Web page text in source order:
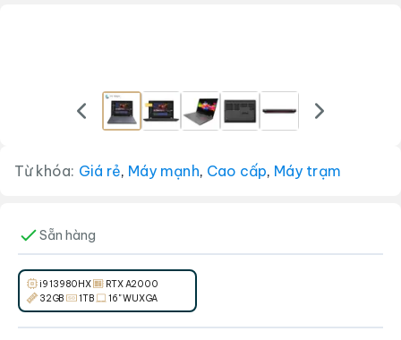
Từ khóa: Giá rẻ, Máy mạnh, Cao cấp, Máy trạm
Sẵn hàng
i9 13980HX
RTX A2000
32GB
1TB 16" WUXGA